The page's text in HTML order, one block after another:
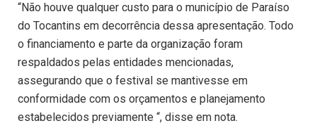
“Não houve qualquer custo para o município de Paraíso
do Tocantins em decorrência dessa apresentação. Todo
o financiamento e parte da organização foram
respaldados pelas entidades mencionadas,
assegurando que o festival se mantivesse em
conformidade com os orçamentos e planejamento
estabelecidos previamente “, disse em nota.